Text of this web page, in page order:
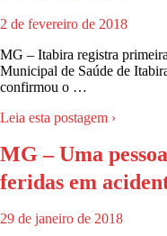
2 de fevereiro de 2018
MG – Itabira registra
Municipal de Saúde de
confirmou o …
Leia esta postagem ›
MG – Uma
feridas em
29 de janeiro de 2018